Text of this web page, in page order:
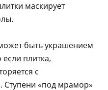
маскирует
быть украшением
плитка,
с
Ступени «под мрамор»